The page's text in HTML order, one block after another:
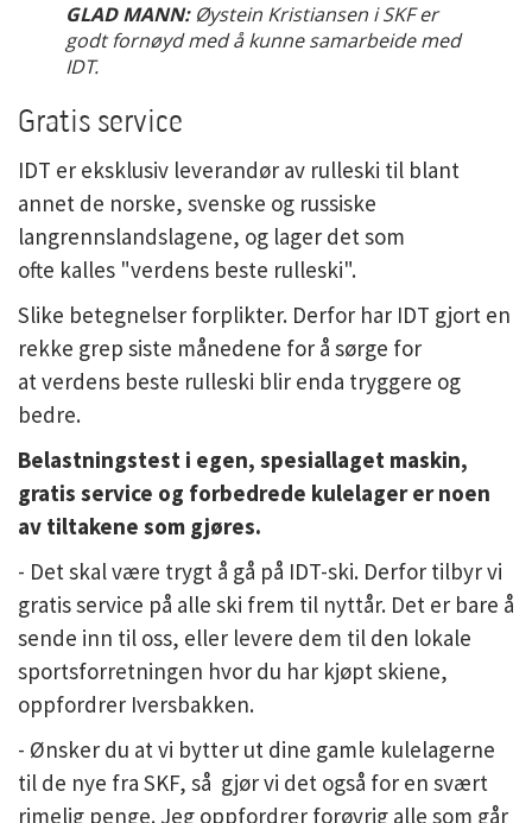
GLAD MANN:Øystein Kristiansen i SKF er
godt fornøyd med å kunne samarbeide med
IDT.
Gratis service
IDT er eksklusiv leverandør av rulleski til blant
annet de norske, svenske og russiske
langrennslandslagene, og lager det som
ofte kalles "verdens beste rulleski".
Slike betegnelser forplikter. Derfor har IDT gjort en
rekke grep siste månedene for å sørge for
at verdens beste rulleski blir enda tryggere og
bedre.
Belastningstest i egen, spesiallaget maskin,
gratis service og forbedrede kulelager er noen
av tiltakene som gjøres.
- Det skal være trygt å gå på IDT-ski. Derfor tilbyr vi
gratis service på alle ski frem til nyttår. Det er bare å
sende inn til oss, eller levere dem til den lokale
sportsforretningen hvor du har kjøpt skiene,
oppfordrer Iversbakken.
- Ønsker du at vi bytter ut dine gamle kulelagerne
til de nye fra SKF, så gjør vi det også for en svært
rimelig penge. Jeg oppfordrer forøvrig alle som går